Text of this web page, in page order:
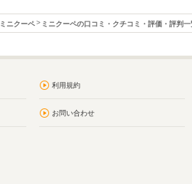
ミニクーペ ミニクーペの口コミ・クチコミ・評価・評判一
利用規約
お問い合わせ